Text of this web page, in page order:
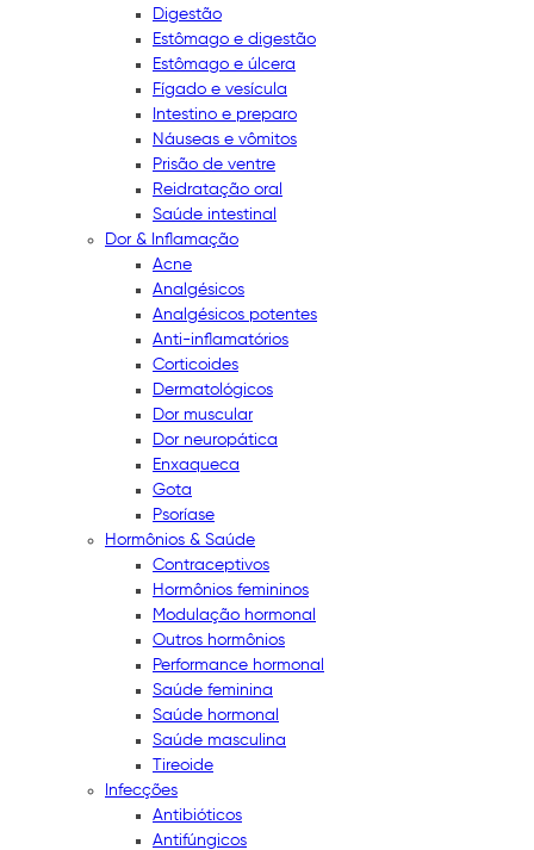
Digestão
Estômago e digestão
Estômago e úlcera
Fígado e vesícula
Intestino e preparo
Náuseas e vômitos
Prisão de ventre
Reidratação oral
Saúde intestinal
Dor & Inflamação
Acne
Analgésicos
Analgésicos potentes
Anti-inflamatórios
Corticoides
Dermatológicos
Dor muscular
Dor neuropática
Enxaqueca
Gota
Psoríase
Hormônios & Saúde
Contraceptivos
Hormônios femininos
Modulação hormonal
Outros hormônios
Performance hormonal
Saúde feminina
Saúde hormonal
Saúde masculina
Tireoide
Infecções
Antibióticos
Antifúngicos